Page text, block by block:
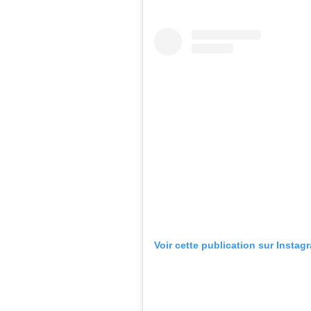
Voir cette publication sur